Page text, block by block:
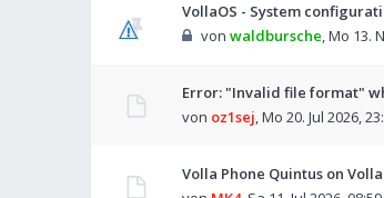
VollaOS - System
von waldbursche,Mo 13.
Error: "Invalid file format"
von oz1sej,Mo 20. Jul 2026,
Volla Phone Quintus on